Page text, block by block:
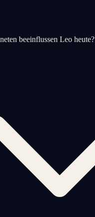
beeinflussen Leo heute?